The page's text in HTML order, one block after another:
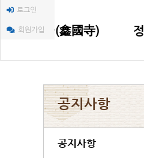
로그인
회원가입
금국사(鑫國寺)
금국사(鑫國寺) 창건 이야기
주지(住持)스님 인사말씀
주지(住持)스님 행장소개
신도회 조직
年
공지사항
공지사항